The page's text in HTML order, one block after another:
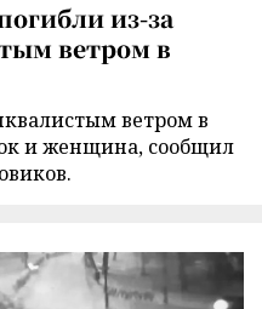
из-за
ветром в
ветром в
и женщина, сообщил